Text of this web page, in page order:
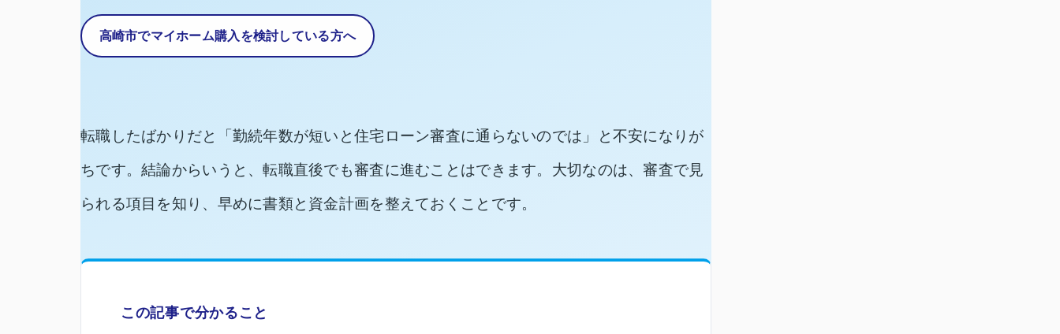
高崎市でマイホーム購入を検討している方へ
転職したばかりだと「勤続年数が短いと住宅ローン審査に通らないのでは」と不安になりが
ちです。結論からいうと、転職直後でも審査に進むことはできます。大切なのは、審査で見
られる項目を知り、早めに書類と資金計画を整えておくことです。
この記事で分かること